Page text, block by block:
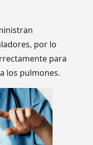
por lo
para
los pulmones.